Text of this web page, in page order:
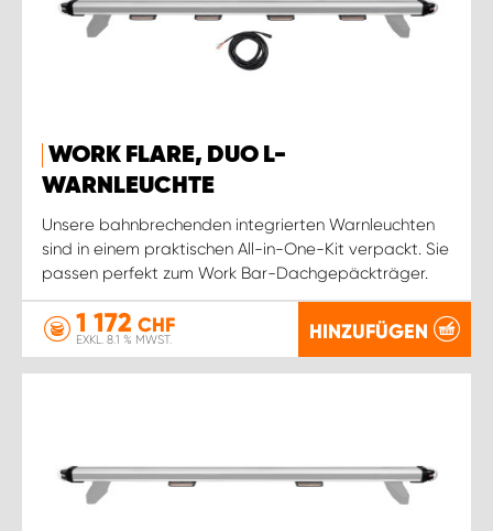
WORK FLARE, DUO L-
WARNLEUCHTE
Unsere bahnbrechenden integrierten Warnleuchten
sind in einem praktischen All-in-One-Kit verpackt. Sie
passen perfekt zum Work Bar-Dachgepäckträger.
1 172 CHF
EXKL. 8.1 % MWST. HINZUFÜGEN